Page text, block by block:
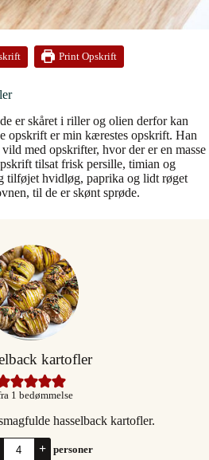
Print Opskrift
er skåret i riller og olien derfor kan
opskrift er min kærestes opskrift. Han
med opskrifter, hvor der er en masse
tilsat frisk persille, timian og
tilføjet hvidløg, paprika og lidt røget
til de er skønt sprøde.
kartofler
1 bedømmelse
hasselback kartofler.
+ personer